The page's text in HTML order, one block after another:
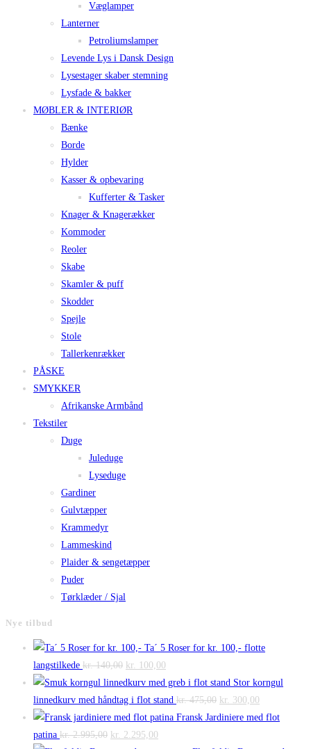
Væglamper
Lanterner
Petroliumslamper
Levende Lys i Dansk Design
Lysestager skaber stemning
Lysfade & bakker
MØBLER & INTERIØR
Bænke
Borde
Hylder
Kasser & opbevaring
Kufferter & Tasker
Knager & Knagerækker
Kommoder
Reoler
Skabe
Skamler & puff
Skodder
Spejle
Stole
Tallerkenrækker
PÅSKE
SMYKKER
Afrikanske Armbånd
Tekstiler
Duge
Juleduge
Lyseduge
Gardiner
Gulvtæpper
Krammedyr
Lammeskind
Plaider & sengetæpper
Puder
Tørklæder / Sjal
Nye tilbud
Ta´ 5 Roser for kr. 100,- flotte
langstilkede kr.140,00 Den
oprindelige
pris
var:
kr. 140,00.
kr. 100,00
aktuelle
pris
er:
Stor korngul
linnedkurv med håndtag i flot stand kr.475,00 Den
oprindelige
kr. 300,00
aktuelle
Fransk Jardiniere med flot
patina kr.2.995,00 Den
kr. 2.295,00